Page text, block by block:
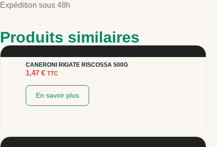
Expédition sous 48h
Produits similaires
CANERONI RIGATE RISCOSSA 500G
1,47 € TTC
En savoir plus